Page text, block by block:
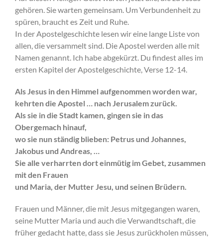
gehören. Sie warten gemeinsam. Um Verbundenheit zu
spüren, braucht es Zeit und Ruhe.
In der Apostelgeschichte lesen wir eine lange Liste von
allen, die versammelt sind. Die Apostel werden alle mit
Namen genannt. Ich habe abgekürzt. Du findest alles im
ersten Kapitel der Apostelgeschichte, Verse 12-14.
Als Jesus in den Himmel aufgenommen worden war,
kehrten die Apostel … nach Jerusalem zurück.
Als sie in die Stadt kamen, gingen sie in das
Obergemach hinauf,
wo sie nun ständig blieben: Petrus und Johannes,
Jakobus und Andreas, …
Sie alle verharrten dort einmütig im Gebet, zusammen
mit den Frauen
und Maria, der Mutter Jesu, und seinen Brüdern.
Frauen und Männer, die mit Jesus mitgegangen waren,
seine Mutter Maria und auch die Verwandtschaft, die
früher gedacht hatte, dass sie Jesus zurückholen müssen,